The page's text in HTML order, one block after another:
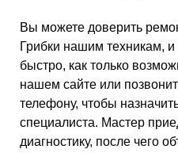
Вы можете доверить
Грибки нашим техникам,
быстро, как только
нашем сайте или
телефону, чтобы
специалиста. Мастер
диагностику, после чего